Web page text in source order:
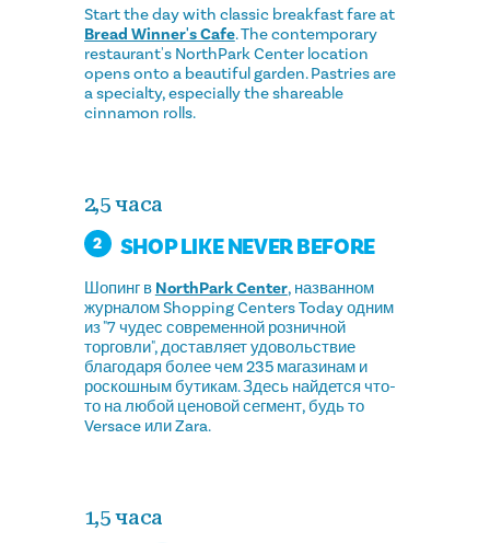
Start the day with classic breakfast fare at
Bread Winner's Cafe. The contemporary
restaurant's NorthPark Center location
opens onto a beautiful garden. Pastries are
a specialty, especially the shareable
cinnamon rolls.
2,5 часа
2 SHOP LIKE NEVER BEFORE
Шопинг в NorthPark Center, названном
журналом Shopping Centers Today одним
из "7 чудес современной розничной
торговли", доставляет удовольствие
благодаря более чем 235 магазинам и
роскошным бутикам. Здесь найдется что-
то на любой ценовой сегмент, будь то
Versace или Zara.
1,5 часа